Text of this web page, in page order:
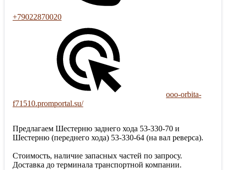
+79022870020
ooo-orbita-
f71510.promportal.su/
Предлагаем Шестерню заднего хода 53-330-70 и
Шестерню (переднего хода) 53-330-64 (на вал реверса).
Стоимость, наличие запасных частей по запросу.
Доставка до терминала транспортной компании.